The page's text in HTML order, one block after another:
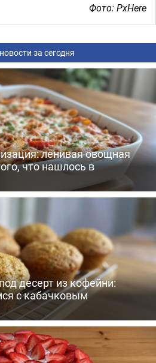
Фото: PxHere
за сегодня
ленивая овощная
что нашлось в
десерт из кофейни:
с кабачковым